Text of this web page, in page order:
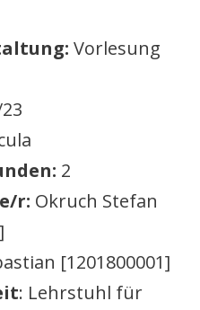
Vorlesung
2
r: Okruch Stefan
[1201800001]
: Lehrstuhl für